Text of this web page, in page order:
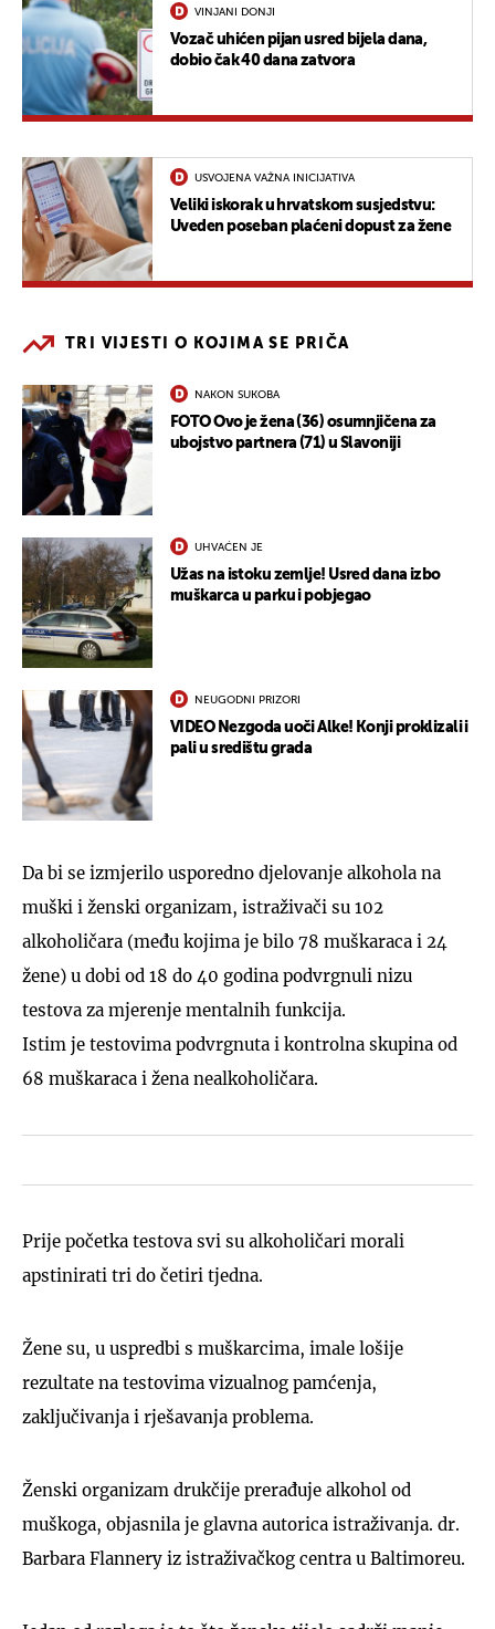
VINJANI DONJI
Vozač uhićen pijan usred bijela dana,
dobio čak 40 dana zatvora
USVOJENA VAŽNA INICIJATIVA
Veliki iskorak u hrvatskom susjedstvu:
Uveden poseban plaćeni dopust za žene
TRI VIJESTI O KOJIMA SE PRIČA
NAKON SUKOBA
FOTO Ovo je žena (36) osumnjičena za
ubojstvo partnera (71) u Slavoniji
UHVAĆEN JE
Užas na istoku zemlje! Usred dana izbo
muškarca u parku i pobjegao
NEUGODNI PRIZORI
VIDEO Nezgoda uoči Alke! Konji proklizali i
pali u središtu grada
Da bi se izmjerilo usporedno djelovanje alkohola na
muški i ženski organizam, istraživači su 102
alkoholičara (među kojima je bilo 78 muškaraca i 24
žene) u dobi od 18 do 40 godina podvrgnuli nizu
testova za mjerenje mentalnih funkcija.
Istim je testovima podvrgnuta i kontrolna skupina od
68 muškaraca i žena nealkoholičara.
Prije početka testova svi su alkoholičari morali
apstinirati tri do četiri tjedna.
Žene su, u uspredbi s muškarcima, imale lošije
rezultate na testovima vizualnog pamćenja,
zaključivanja i rješavanja problema.
Ženski organizam drukčije prerađuje alkohol od
muškoga, objasnila je glavna autorica istraživanja. dr.
Barbara Flannery iz istraživačkog centra u Baltimoreu.